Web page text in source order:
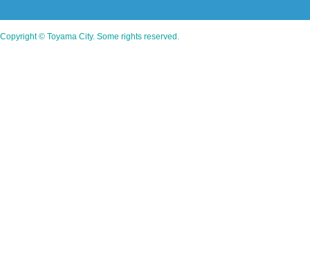
Copyright © Toyama City. Some rights reserved.